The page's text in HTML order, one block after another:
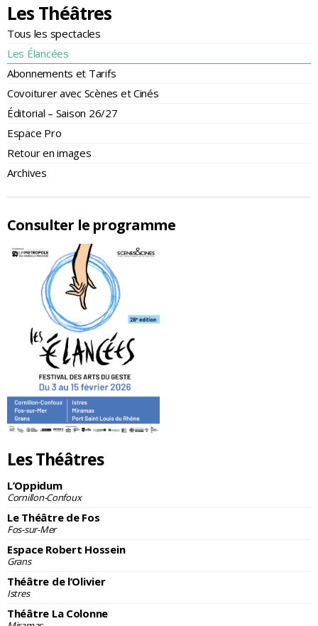
Les Théâtres
Tous les spectacles
Les Élancées
Abonnements et Tarifs
Covoiturer avec Scènes et Cinés
Éditorial – Saison 26/27
Espace Pro
Retour en images
Archives
Consulter le programme
Les Théâtres
L’Oppidum
Cornillon-Confoux
Le Théâtre de Fos
Fos-sur-Mer
Espace Robert Hossein
Grans
Théâtre de l’Olivier
Istres
Théâtre La Colonne